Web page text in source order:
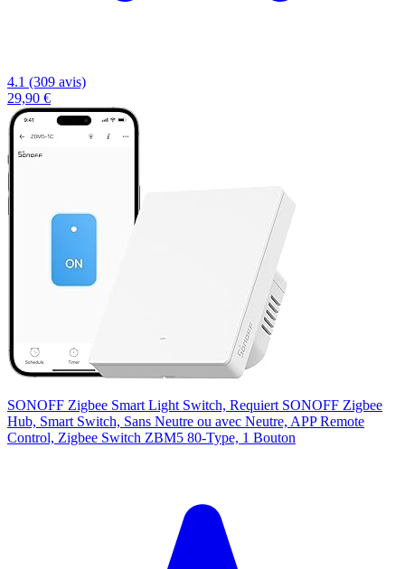
4.1 (309 avis)
29,90 €
SONOFF Zigbee Smart Light Switch, Requiert SONOFF Zigbee
Hub, Smart Switch, Sans Neutre ou avec Neutre, APP Remote
Control, Zigbee Switch ZBM5 80-Type, 1 Bouton